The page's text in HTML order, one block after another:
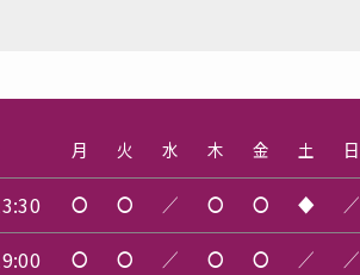
月 火 水 木 金 土 日
〇 〇 ／ 〇 〇 ◆ ／
〇 〇 ／ 〇 〇 ／ ／